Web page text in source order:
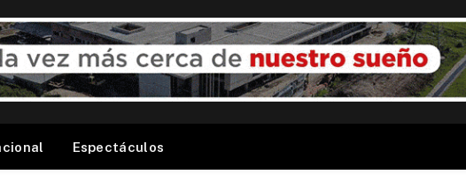
Espectáculos